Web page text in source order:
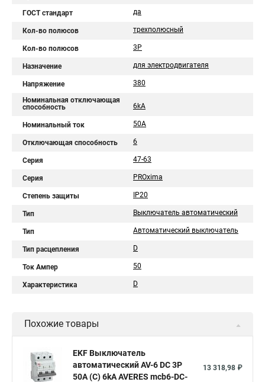
ГОСТ стандарт да
Кол-во полюсов трехполюсный
Кол-во полюсов 3P
Назначение для электродвигателя
Напряжение 380
Номинальная отключающая
способность
6kA
Номинальный ток 50А
Отключающая способность 6
Серия 47-63
Серия PROxima
Степень защиты IP20
Тип Выключатель автоматический
Тип Автоматический выключатель
Тип расцепления D
Ток Ампер 50
Характеристика D
Похожие товары
EKF Выключатель
автоматический AV-6 DC 3P
50A (C) 6kA AVERES mcb6-DC-
13 318,98 ₽